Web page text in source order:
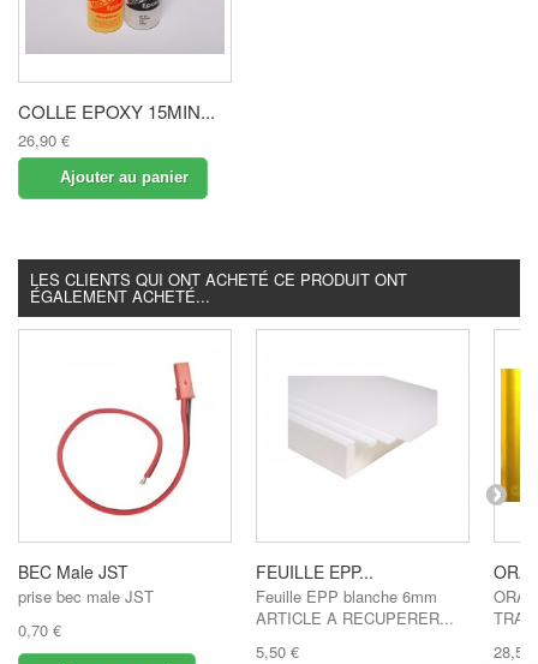
COLLE EPOXY 15MIN...
26,90 €
Ajouter au panier
LES CLIENTS QUI ONT ACHETÉ CE PRODUIT ONT
ÉGALEMENT ACHETÉ...
BEC Male JST
prise bec male JST
0,70 €
FEUILLE EPP...
Feuille EPP blanche 6mm
ARTICLE A RECUPERER...
5,50 €
28,50